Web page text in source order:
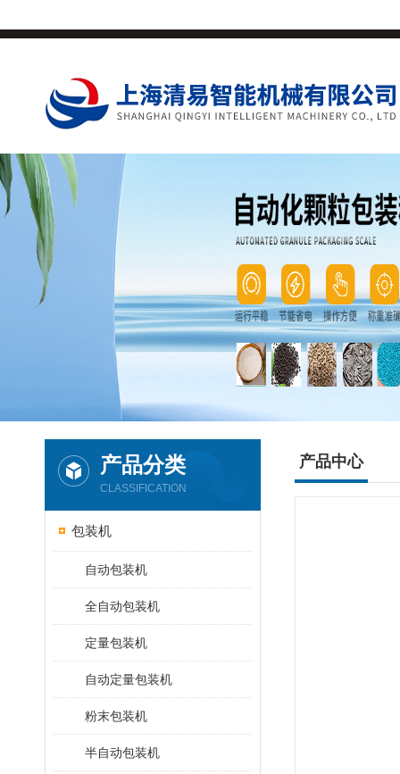
产品分类
CLASSIFICATION
包装机
自动包装机
全自动包装机
定量包装机
自动定量包装机
粉末包装机
半自动包装机
产品中心